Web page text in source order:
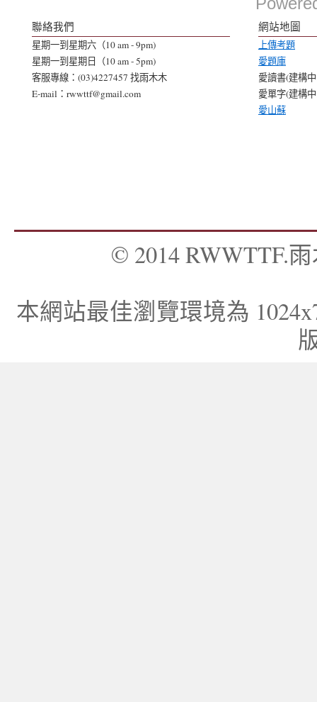
聯絡我們
星期一到星期六（10 am - 9pm)
星期一到星期日（10 am - 5pm)
客服專線：(03)4227457 找雨木木
E-mail：rwwttf@gmail.com
網站地圖
上傳考題
愛題庫
愛讀書(建構
愛單字(建構
愛山蘇
© 2014 RWWTTF.
本網站最佳瀏覽環境為